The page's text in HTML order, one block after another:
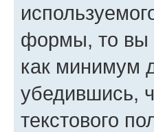
формы, то вы
как минимум
убедившись,
текстового